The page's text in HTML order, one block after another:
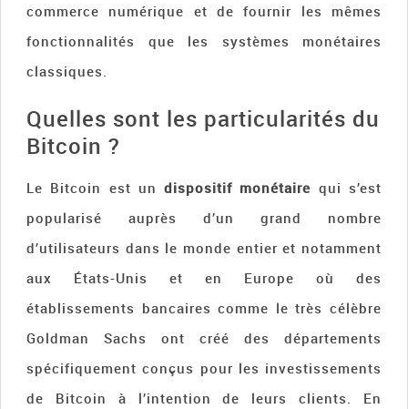
commerce numérique et de fournir les mêmes
fonctionnalités que les systèmes monétaires
classiques.
Quelles sont les particularités du
Bitcoin ?
Le Bitcoin est un dispositif monétaire qui s’est
popularisé auprès d’un grand nombre
d’utilisateurs dans le monde entier et notamment
aux États-Unis et en Europe où des
établissements bancaires comme le très célèbre
Goldman Sachs ont créé des départements
spécifiquement conçus pour les investissements
de Bitcoin à l’intention de leurs clients. En